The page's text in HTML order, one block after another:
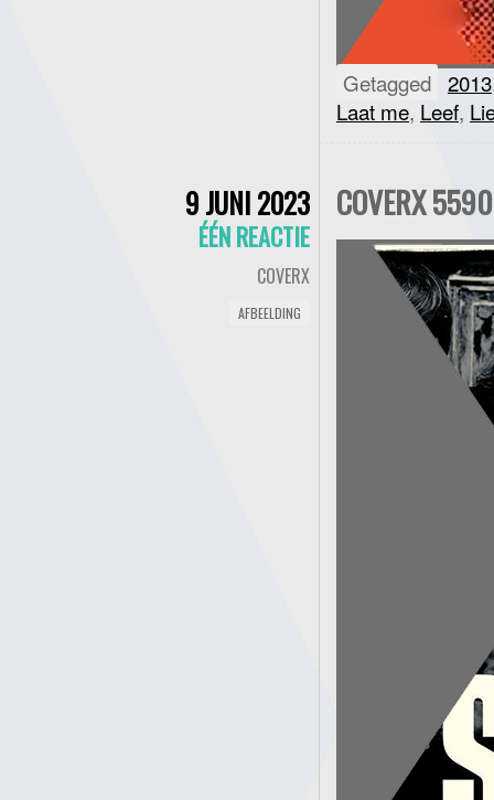
Getagged 2013
Laat me, Leef,
9 JUNI 2023
ÉÉN REACTIE
COVERX
AFBEELDING
COVERX